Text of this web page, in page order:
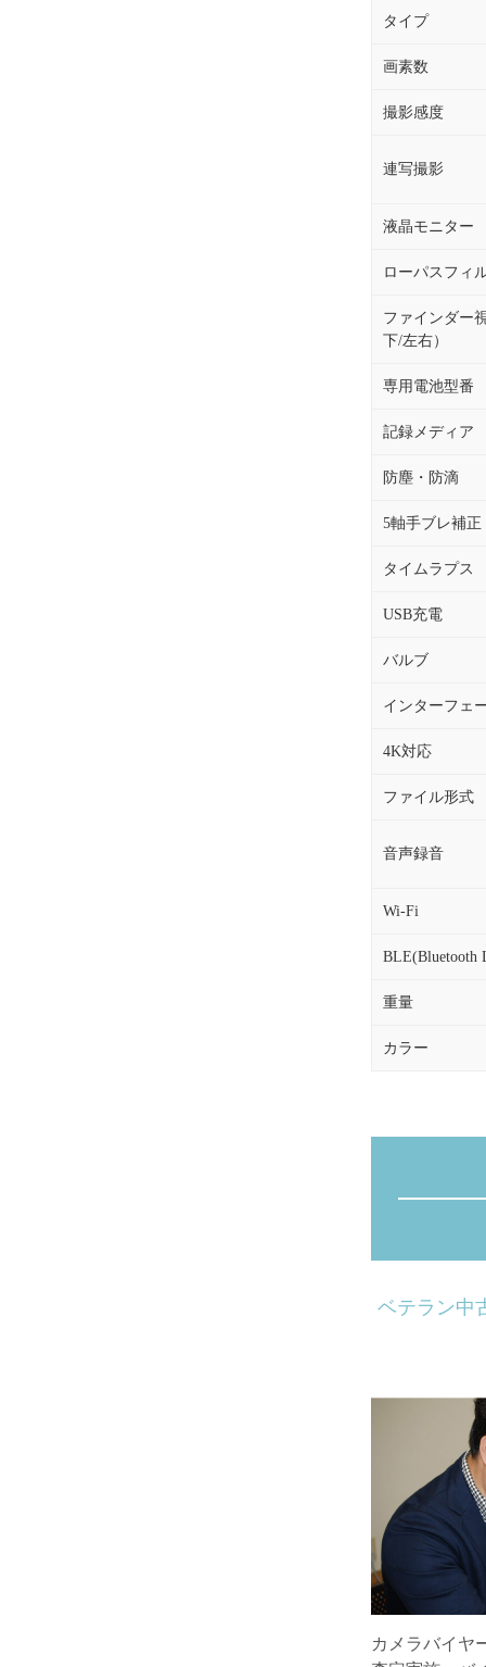
タイプ
画素数
撮影感度
連写撮影
液晶モニター
ローパスフィ
ファインダー
下/左右）
専用電池型番
記録メディア
防塵・防滴
5軸手ブレ補正
タイムラプス
USB充電
バルブ
インターフェ
4K対応
ファイル形式
音声録音
Wi-Fi
BLE(Bluetooth
重量
カラー
ベテラン中
カメラバイヤ